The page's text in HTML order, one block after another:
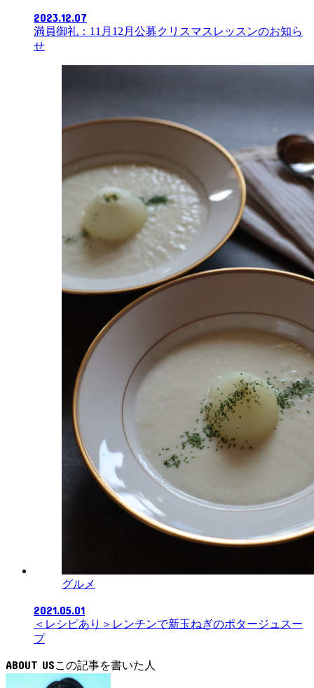
2023.12.07
満員御礼：11月12月公募クリスマスレッスンのお知ら
せ
グルメ
2021.05.01
＜レシピあり＞レンチンで新玉ねぎのポタージュスー
プ
ABOUT US